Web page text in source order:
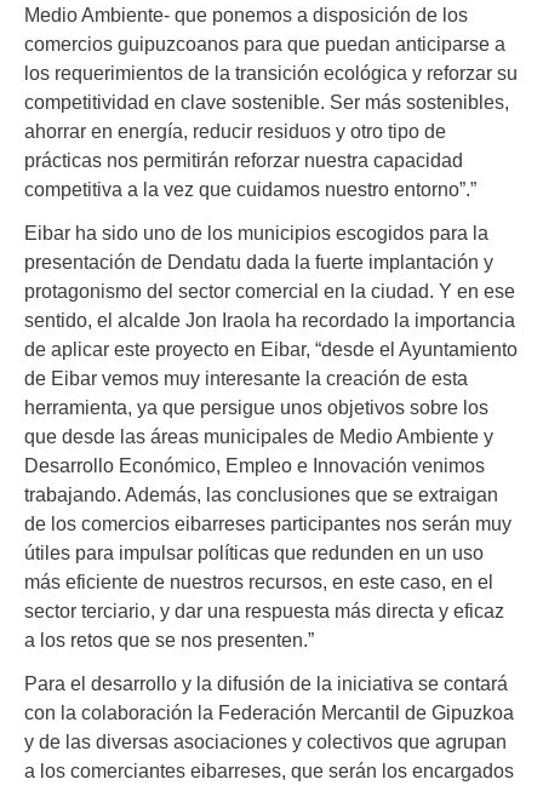
Medio Ambiente- que ponemos a disposición de los
comercios guipuzcoanos para que puedan anticiparse a
los requerimientos de la transición ecológica y reforzar su
competitividad en clave sostenible. Ser más sostenibles,
ahorrar en energía, reducir residuos y otro tipo de
prácticas nos permitirán reforzar nuestra capacidad
competitiva a la vez que cuidamos nuestro entorno”.”
Eibar ha sido uno de los municipios escogidos para la
presentación de Dendatu dada la fuerte implantación y
protagonismo del sector comercial en la ciudad. Y en ese
sentido, el alcalde Jon Iraola ha recordado la importancia
de aplicar este proyecto en Eibar, “desde el Ayuntamiento
de Eibar vemos muy interesante la creación de esta
herramienta, ya que persigue unos objetivos sobre los
que desde las áreas municipales de Medio Ambiente y
Desarrollo Económico, Empleo e Innovación venimos
trabajando. Además, las conclusiones que se extraigan
de los comercios eibarreses participantes nos serán muy
útiles para impulsar políticas que redunden en un uso
más eficiente de nuestros recursos, en este caso, en el
sector terciario, y dar una respuesta más directa y eficaz
a los retos que se nos presenten.”
Para el desarrollo y la difusión de la iniciativa se contará
con la colaboración la Federación Mercantil de Gipuzkoa
y de las diversas asociaciones y colectivos que agrupan
a los comerciantes eibarreses, que serán los encargados